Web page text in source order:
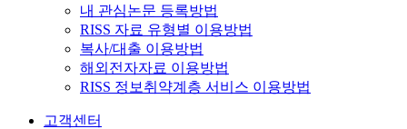
내 관심논문 등록방법
RISS 자료 유형별 이용방법
복사/대출 이용방법
해외전자자료 이용방법
RISS 정보취약계층 서비스 이용방법
고객센터